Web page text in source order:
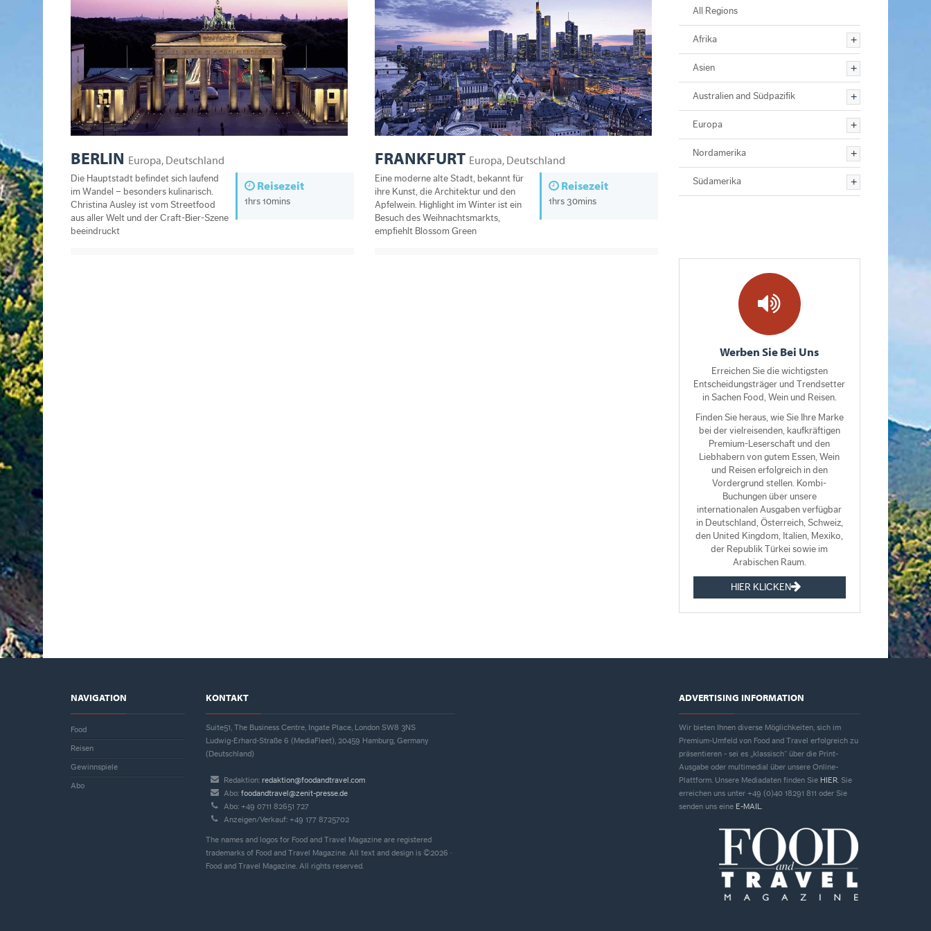
BERLIN Europa, Deutschland
Reisezeit
1hrs 10mins
Die Hauptstadt befindet sich laufend
im Wandel – besonders kulinarisch.
Christina Ausley ist vom Streetfood
aus aller Welt und der Craft-Bier-Szene
beeindruckt
FRANKFURT Europa, Deutschland
Reisezeit
1hrs 30mins
Eine moderne alte Stadt, bekannt für
ihre Kunst, die Architektur und den
Apfelwein. Highlight im Winter ist ein
Besuch des Weihnachtsmarkts,
empfiehlt Blossom Green
All Regions
Afrika
Asien
Australien and Südpazifik
Europa
Nordamerika
Südamerika
Werben Sie Bei Uns
Erreichen Sie die wichtigsten
Entscheidungsträger und Trendsetter
in Sachen Food, Wein und Reisen.
Finden Sie heraus, wie Sie Ihre Marke
bei der vielreisenden, kaufkräftigen
Premium-Leserschaft und den
Liebhabern von gutem Essen, Wein
und Reisen erfolgreich in den
Vordergrund stellen. Kombi-
Buchungen über unsere
internationalen Ausgaben verfügbar
in Deutschland, Österreich, Schweiz,
den United Kingdom, Italien, Mexiko,
der Republik Türkei sowie im
Arabischen Raum.
HIER KLICKEN
NAVIGATION
Food
Reisen
Gewinnspiele
Abo
KONTAKT
Suite51, The Business Centre, Ingate Place, London SW8 3NS
Ludwig-Erhard-Straße 6 (MediaFleet), 20459 Hamburg, Germany
(Deutschland)
Redaktion: redaktion@foodandtravel.com
Abo: foodandtravel@zenit-presse.de
Abo: +49 0711 82651 727
Anzeigen/Verkauf: +49 177 8725702
The names and logos for Food and Travel Magazine are registered
trademarks of Food and Travel Magazine. All text and design is ©2026 ·
Food and Travel Magazine. All rights reserved.
ADVERTISING INFORMATION
Wir bieten Ihnen diverse Möglichkeiten, sich im
Premium-Umfeld von Food and Travel erfolgreich zu
präsentieren - sei es „klassisch“ über die Print-
Ausgabe oder multimedial über unsere Online-
Plattform. Unsere Mediadaten finden Sie HIER. Sie
erreichen uns unter +49 (0)40 18291 811 oder Sie
senden uns eine E-MAIL